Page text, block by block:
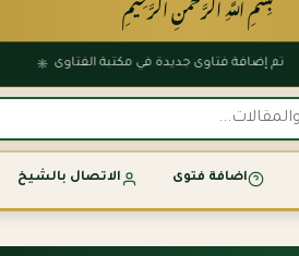
تم إضافة فتاوى جديدة في مكتبة الفتاوى
اضافة فتوى الاتصال بالشيخ